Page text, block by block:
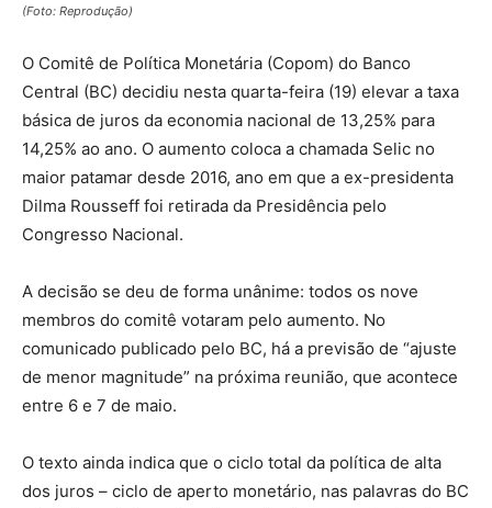
(Foto: Reprodução)
O Comitê de Política Monetária (Copom) do Banco
Central (BC) decidiu nesta quarta-feira (19) elevar a taxa
básica de juros da economia nacional de 13,25% para
14,25% ao ano. O aumento coloca a chamada Selic no
maior patamar desde 2016, ano em que a ex-presidenta
Dilma Rousseff foi retirada da Presidência pelo
Congresso Nacional.
A decisão se deu de forma unânime: todos os nove
membros do comitê votaram pelo aumento. No
comunicado publicado pelo BC, há a previsão de “ajuste
de menor magnitude” na próxima reunião, que acontece
entre 6 e 7 de maio.
O texto ainda indica que o ciclo total da política de alta
dos juros – ciclo de aperto monetário, nas palavras do BC